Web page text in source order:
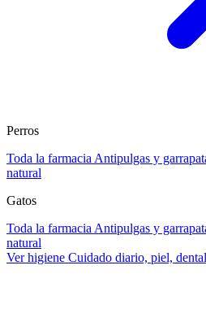
Perros
Toda la farmacia Antipulgas y
natural
Gatos
Toda la farmacia Antipulgas y
natural
Ver higiene Cuidado diario, piel,